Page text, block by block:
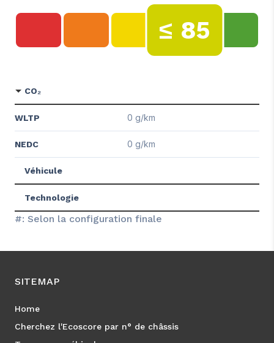
≤ 85
CO₂
WLTP 0 g/km
NEDC 0 g/km
Véhicule
Technologie
#: Selon la configuration finale
SITEMAP
Home
Cherchez l'Ecoscore par n° de châssis